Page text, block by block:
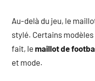
Au-delà du jeu, le
stylé. Certains
fait, le maillot de
et mode.